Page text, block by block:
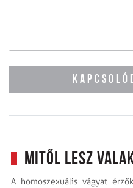
Mitől lesz
A homoszexuális vágyat